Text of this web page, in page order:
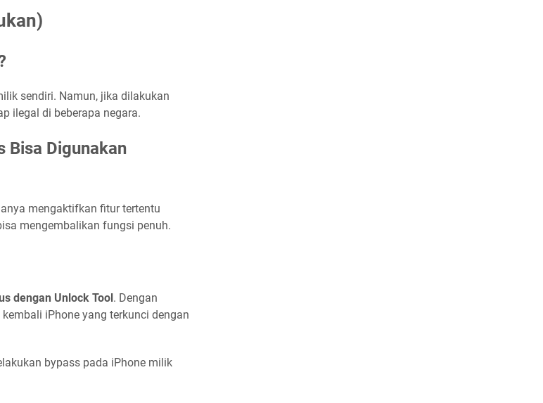
sendiri. Namun, jika dilakukan
ilegal di beberapa negara.
Bisa Digunakan
mengaktifkan fitur tertentu
mengembalikan fungsi penuh.
dengan Unlock Tool. Dengan
iPhone yang terkunci dengan
bypass pada iPhone milik